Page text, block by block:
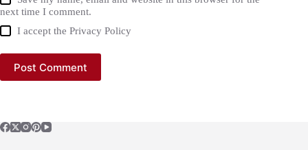
next time I comment.
I accept thePrivacy Policy
Post Comment